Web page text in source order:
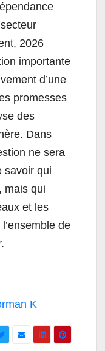
2026
importante
d’une
promesses
des
Dans
ne sera
savoir qui
mais qui
et les
de
K